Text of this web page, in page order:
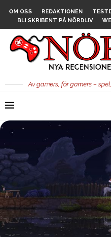
OM OSS REDAKTIONEN
BLI SKRIBENT PÅ NÖRDLIV
Av gamers, för gamers –